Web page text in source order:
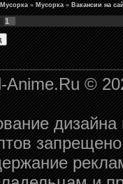
Мусорка » Мусорка » Вакансии на
1
Anime.Ru ©